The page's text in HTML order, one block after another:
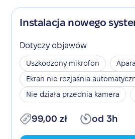
Instalacja nowego
Dotyczy objawów
Uszkodzony mikrofon
Ekran nie rozjaśnia
Nie działa przednia kamera
99,00 zł od 3h